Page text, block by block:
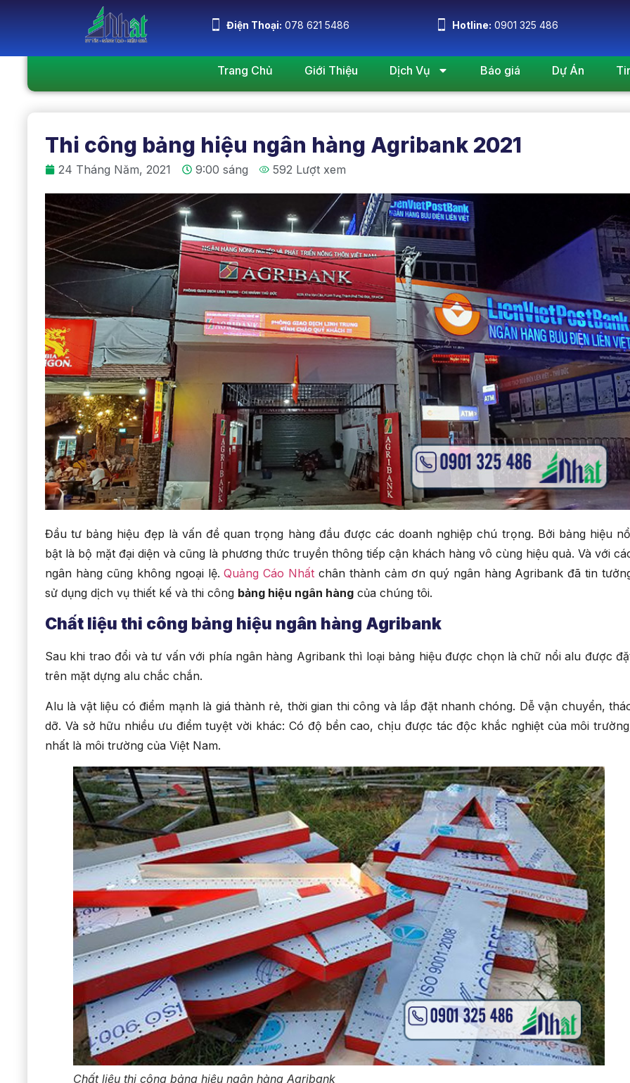
Điện Thoại: 078 621 5486 Hotline: 0901 325 486
Trang Chủ Giới Thiệu Dịch Vụ Báo giá Dự Án
Thi công bảng hiệu ngân hàng Agribank 2021
24 Tháng Năm, 2021 9:00 sáng 592 Lượt xem
Đầu tư bảng hiệu đẹp là vấn đề quan trọng hàng đầu được các doanh nghiệp chú trọng. Bởi bảng hiệu
bật là bộ mặt đại diện và cũng là phương thức truyền thông tiếp cận khách hàng vô cùng hiệu quả. Và với
ngân hàng cũng không ngoại lệ.Quảng Cáo Nhất chân thành cảm ơn quý ngân hàng Agribank đã tin
sử dụng dịch vụ thiết kế và thi công bảng hiệu ngân hàng của chúng tôi.
Chất liệu thi công bảng hiệu ngân hàng Agribank
Sau khi trao đổi và tư vấn với phía ngân hàng Agribank thì loại bảng hiệu được chọn là chữ nổi alu được
trên mặt dựng alu chắc chắn.
Alu là vật liệu có điểm mạnh là giá thành rẻ, thời gian thi công và lắp đặt nhanh chóng. Dễ vận chuyển,
dỡ. Và sở hữu nhiều ưu điểm tuyệt vời khác: Có độ bền cao, chịu được tác độc khắc nghiệt của môi
nhất là môi trường của Việt Nam.
Chất liệu thi công bảng hiệu ngân hàng Agribank